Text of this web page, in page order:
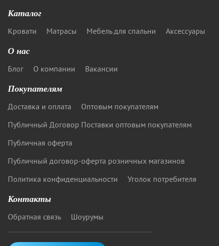
Каталог
Кровати Матрасы Мебель для спальни Аксессуары
О нас
Блог О компании Вакансии
Покупателям
Доставка и оплата
Оптовым покупателям
Публичный Договор Поставки оптовым покупателям
Публичная оферта
Публичный договор-оферта розничных магазинов
Политика конфиденциальности
Уголок потребителя
Контакты
Обратная связь Шоурумы